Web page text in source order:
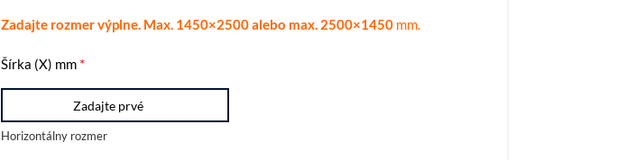
Zadajte rozmer výplne. Max. 1450×2500 alebo max. 2500×1450mm.
Šírka (X) mm *
Horizontálny rozmer